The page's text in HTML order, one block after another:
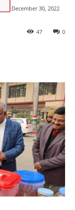
December 30, 2022
0
47